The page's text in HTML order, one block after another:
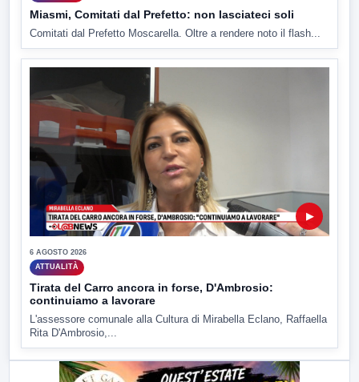
Miasmi, Comitati dal Prefetto: non lasciateci soli
Comitati dal Prefetto Moscarella. Oltre a rendere noto il flash...
▶
6 AGOSTO 2026
ATTUALITÀ
Tirata del Carro ancora in forse, D'Ambrosio:
continuiamo a lavorare
L'assessore comunale alla Cultura di Mirabella Eclano, Raffaella
Rita D'Ambrosio,...